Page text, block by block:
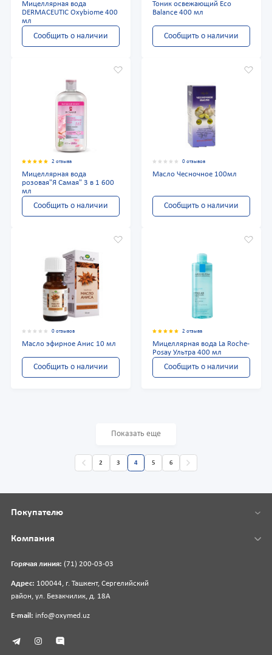
Мицеллярная вода
DERMACEUTIC Oxybiome 400
мл
Сообщить о наличии
Тоник освежающий Eco
Balance 400 мл
Сообщить о наличии
2 отзыва
Мицеллярная вода
розовая"Я Самая" 3 в 1 600
мл
Сообщить о наличии
0 отзывов
Масло Чесночное 100мл
Сообщить о наличии
0 отзывов
Масло эфирное Анис 10 мл
Сообщить о наличии
2 отзыва
Мицеллярная вода La Roche-
Posay Ультра 400 мл
Сообщить о наличии
Показать еще
2 3 4 5 6
Горячая линия: (71) 200-03-03
Адрес: 100044, г. Ташкент, Сергелийский
район, ул. Безакчилик, д. 18А
E-mail: info@oxymed.uz
Покупателю
Компания